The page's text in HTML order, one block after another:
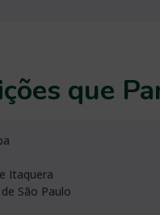
que
Itaquera
São Paulo